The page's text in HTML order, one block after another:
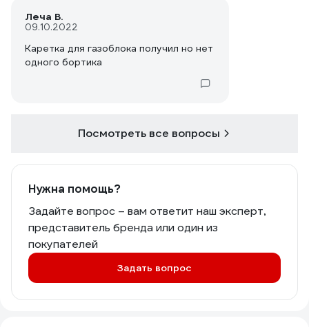
Леча В.
09.10.2022
Каретка для газоблока получил но нет
одного бортика
Посмотреть все вопросы
Нужна помощь?
Задайте вопрос – вам ответит наш эксперт,
представитель бренда или один из
покупателей
Задать вопрос